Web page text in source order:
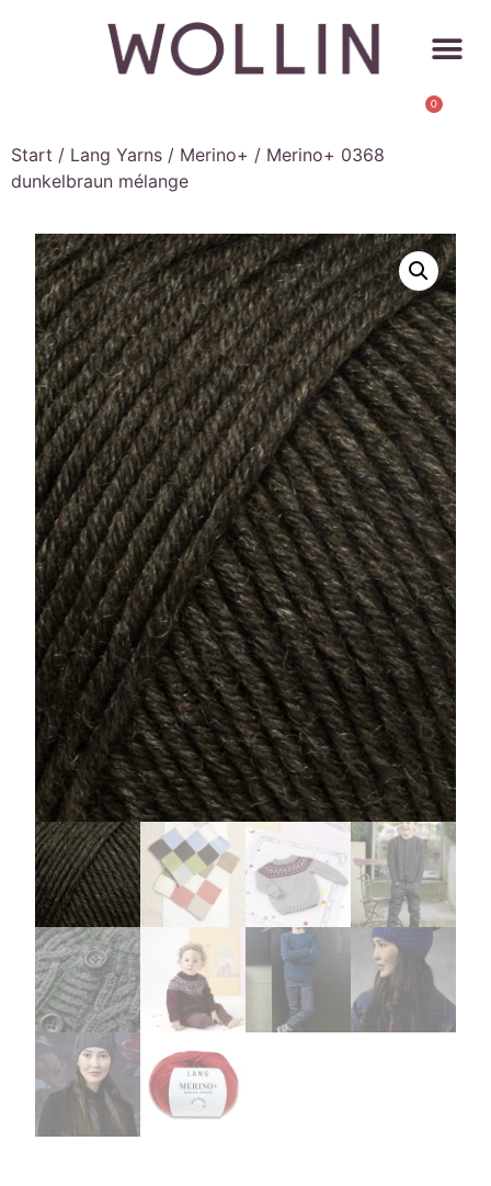
0
Start / Lang Yarns / Merino+ / Merino+ 0368
dunkelbraun mélange